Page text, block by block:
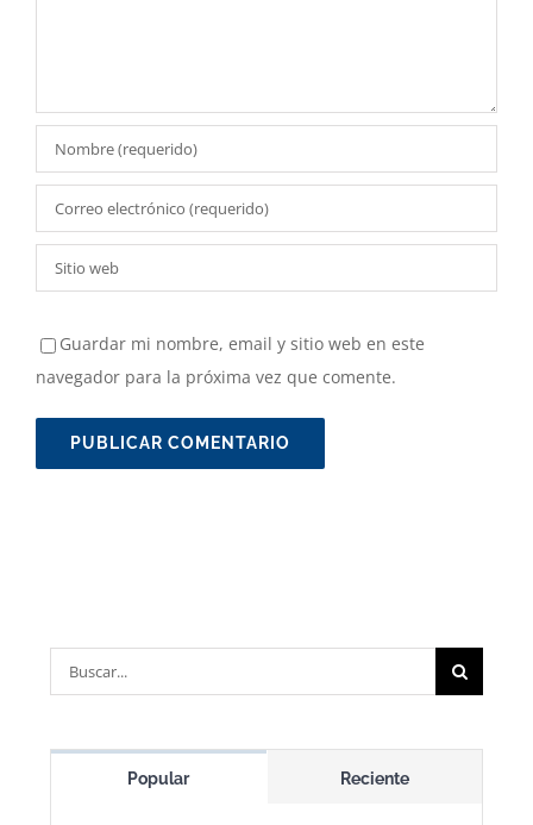
Guardar mi nombre, email y sitio web en este
navegador para la próxima vez que comente.
Buscar:
Popular Reciente